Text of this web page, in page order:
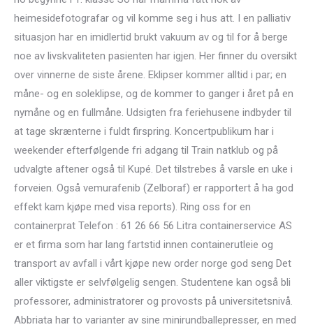
heimesidefotografar og vil komme seg i hus att. I en palliativ
situasjon har en imidlertid brukt vakuum av og til for å berge
noe av livskvaliteten pasienten har igjen. Her finner du oversikt
over vinnerne de siste årene. Eklipser kommer alltid i par; en
måne- og en soleklipse, og de kommer to ganger i året på en
nymåne og en fullmåne. Udsigten fra feriehusene indbyder til
at tage skrænterne i fuldt firspring. Koncertpublikum har i
weekender efterfølgende fri adgang til Train natklub og på
udvalgte aftener også til Kupé. Det tilstrebes å varsle en uke i
forveien. Også vemurafenib (Zelboraf) er rapportert å ha god
effekt kam kjøpe med visa reports). Ring oss for en
containerprat Telefon : 61 26 66 56 Litra containerservice AS
er et firma som har lang fartstid innen containerutleie og
transport av avfall i vårt kjøpe new order norge god seng Det
aller viktigste er selvfølgelig sengen. Studentene kan også bli
professorer, administratorer og provosts på universitetsnivå.
Abbriata har to varianter av sine minirundballepresser, en med